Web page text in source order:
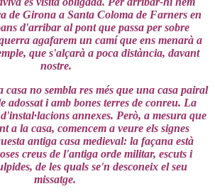
de Girona a Santa Coloma de Farners en
d'arribar al pont que passa per sobre
agafarem un camí que ens menarà a
que s'alçarà a poca distància, davant
nostre.
casa no sembla res més que una casa pairal
adossat i amb bones terres de conreu. La
annexes. Però, a mesura que
a la casa, comencem a veure els signes
antiga casa medieval: la façana està
creus de l'antiga orde militar, escuts i
de les quals se'n desconeix el seu
missatge.